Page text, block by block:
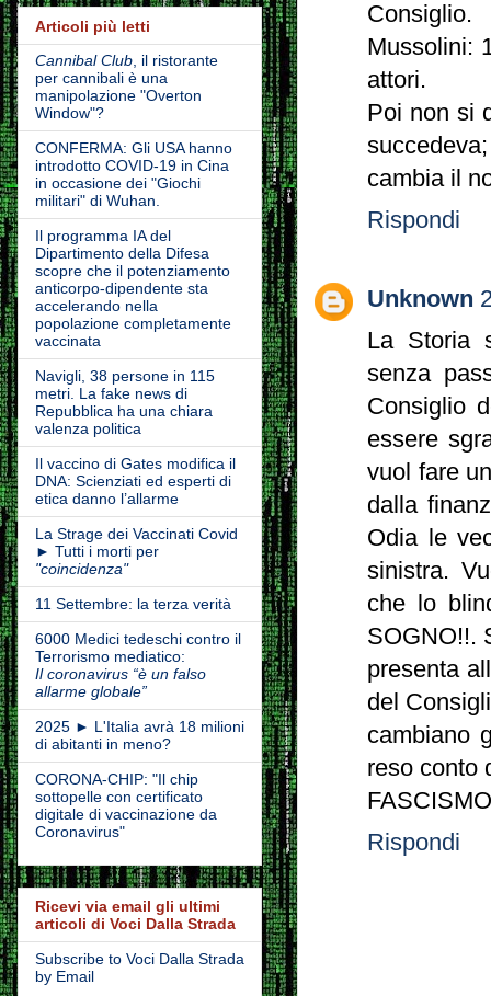
Consiglio.
Mussolini:
attori.
Poi non si
cambia il
Rispondi
Unknown
La Storia
senza
Consiglio
essere
vuol fare
dalla
Odia le
sinistra.
che lo
SOGNO!!.
presenta
del
cambiano
reso conto
Rispondi
Articoli più letti
Cannibal Club , il ristorante
per cannibali è una
manipolazione "Overton
Window"?
CONFERMA: Gli USA hanno
introdotto COVID-19 in Cina
in occasione dei "Giochi
militari" di Wuhan.
Il programma IA del
Dipartimento della Difesa
scopre che il potenziamento
anticorpo-dipendente sta
accelerando nella
popolazione completamente
vaccinata
Navigli, 38 persone in 115
metri. La fake news di
Repubblica ha una chiara
valenza politica
Il vaccino di Gates modifica il
DNA: Scienziati ed esperti di
etica danno l’allarme
La Strage dei Vaccinati Covid
► Tutti i morti per
"coincidenza"
11 Settembre: la terza verità
6000 Medici tedeschi contro il
Terrorismo mediatico:
Il coronavirus “è un falso
allarme globale”
2025 ► L'Italia avrà 18 milioni
di abitanti in meno?
CORONA-CHIP: "Il chip
sottopelle con certificato
digitale di vaccinazione da
Coronavirus"
Ricevi via email gli ultimi
articoli di Voci Dalla Strada
Subscribe to Voci Dalla Strada
by Email